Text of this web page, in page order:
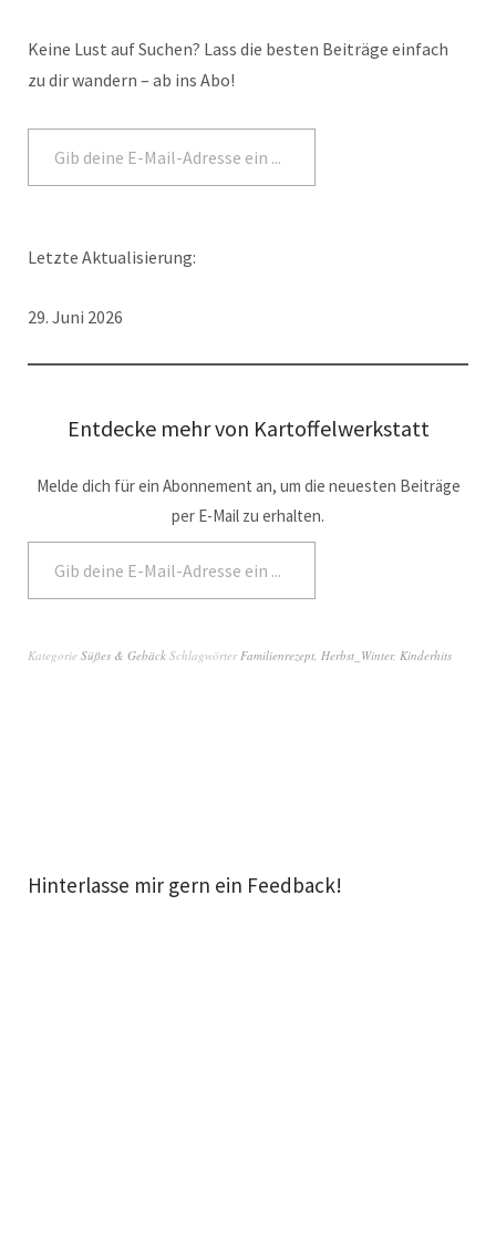
Keine Lust auf Suchen? Lass die besten Beiträge einfach
zu dir wandern – ab ins Abo!
Letzte Aktualisierung:
29. Juni 2026
Entdecke mehr von Kartoffelwerkstatt
Melde dich für ein Abonnement an, um die neuesten Beiträge
per E-Mail zu erhalten.
Kategorie Süßes & Gebäck Schlagwörter Familienrezept Herbst_Winter, Kinderhits
Hinterlasse mir gern ein Feedback!